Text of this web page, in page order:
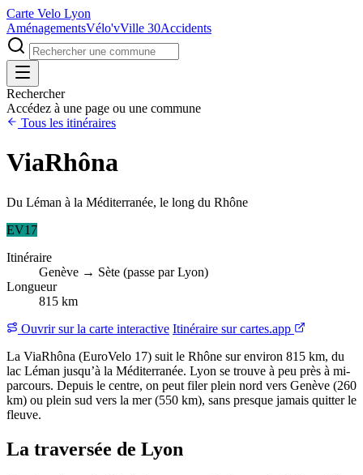
Carte Velo Lyon
AménagementsVélo'vVille 30Accidents
Rechercher
Accédez à une page ou une commune
Tous les itinéraires
ViaRhôna
Du Léman à la Méditerranée, le long du Rhône
EV17
Itinéraire
Genève → Sète (passe par Lyon)
Longueur
815 km
Ouvrir sur la carte interactive Itinéraire sur cartes.app
La ViaRhôna (EuroVelo 17) suit le Rhône sur environ 815 km, du
lac Léman jusqu’à la Méditerranée. Lyon se trouve à peu près à mi-
parcours. Depuis le centre, on peut filer plein nord vers Genève (260
km) ou plein sud vers la mer (550 km), sans presque jamais quitter le
fleuve.
La traversée de Lyon